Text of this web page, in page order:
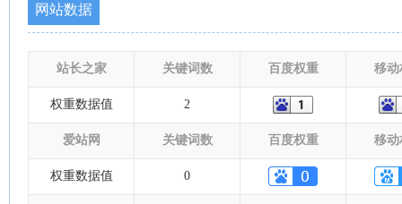
网站数据
站长之家 关键词数 百度权重 移动
权重数据值 2
爱站网 关键词数 百度权重 移动
权重数据值 0